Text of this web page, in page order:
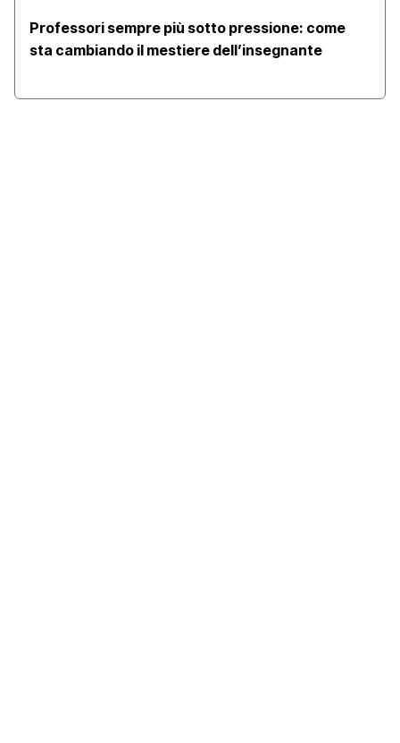
Professori sempre più sotto pressione: come
sta cambiando il mestiere dell’insegnante